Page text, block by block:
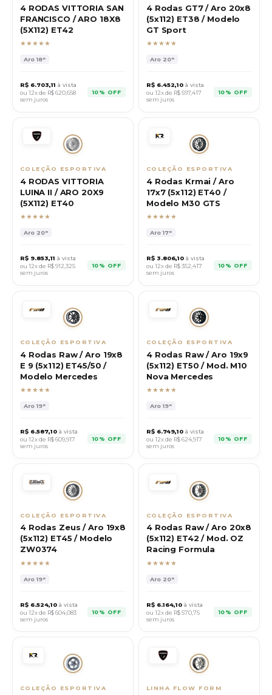
4 RODAS VITTORIA SAN
FRANCISCO / ARO 18X8
(5X112) ET42
★★★★★
Aro18"
R$ 6.703,11 à vista
ou 12x de R$620,658
sem juros
10% OFF
4 Rodas GT7 / Aro 20x8
(5x112) ET38 / Modelo
GT Sport
★★★★★
Aro 20"
R$ 6.452,10 à vista
ou 12x de R$597,417
sem juros
10% OFF
COLEÇÃO ESPORTIVA
4 RODAS VITTORIA
LUINA II / ARO 20X9
(5X112) ET40
★★★★★
Aro 20"
R$ 9.853,11 à vista
ou 12x de R$912,325
sem juros
10% OFF
COLEÇÃO ESPORTIVA
4 Rodas Krmai / Aro
17x7 (5x112) ET40 /
Modelo M30 GTS
★★★★★
Aro17"
R$ 3.806,10 à vista
ou 12x de R$352,417
sem juros
10% OFF
COLEÇÃO ESPORTIVA
4 Rodas Raw / Aro 19x8
E 9 (5x112) ET45/50 /
Modelo Mercedes
★★★★★
Aro19"
R$ 6.587,10 à vista
ou 12x de R$609,917
sem juros
10% OFF
COLEÇÃO ESPORTIVA
4 Rodas Raw / Aro 19x9
(5x112) ET50 / Mod. M10
Nova Mercedes
★★★★★
Aro19"
R$ 6.749,10 à vista
ou 12x de R$624,917
sem juros
10% OFF
COLEÇÃO ESPORTIVA
4 Rodas Zeus / Aro 19x8
(5x112) ET45 / Modelo
ZW0374
★★★★★
Aro19"
R$ 6.524,10 à vista
ou 12x de R$604,083
sem juros
10% OFF
COLEÇÃO ESPORTIVA
4 Rodas Raw / Aro 20x8
(5x112) ET42 / Mod. OZ
Racing Formula
★★★★★
Aro 20"
R$ 6.164,10 à vista
ou 12x de R$570,75
sem juros
10% OFF
COLEÇÃO ESPORTIVA LINHA FLOW FORM